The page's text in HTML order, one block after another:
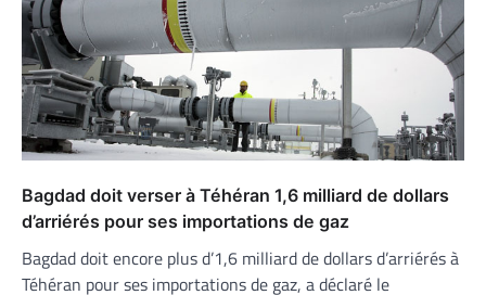
Bagdad doit verser à Téhéran 1,6 milliard de dollars
d’arriérés pour ses importations de gaz
Bagdad doit encore plus d’1,6 milliard de dollars d’arriérés à
Téhéran pour ses importations de gaz, a déclaré le